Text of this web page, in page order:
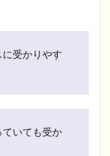
に受かりやす
いても受か